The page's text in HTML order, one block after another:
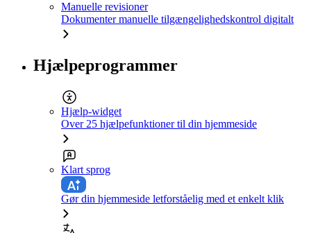
Manuelle revisioner
Dokumenter manuelle tilgængelighedskontrol digitalt
Hjælpeprogrammer
Hjælp-widget
Over 25 hjælpefunktioner til din hjemmeside
Klart sprog
Gør din hjemmeside letforståelig med et enkelt klik